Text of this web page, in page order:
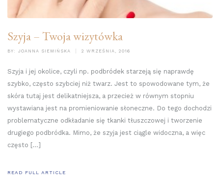
Szyja – Twoja wizytówka
BY: JOANNA SIEMIŃSKA 2 WRZEŚNIA, 2016
Szyja i jej okolice, czyli np. podbródek starzeją się naprawdę
szybko, często szybciej niż twarz. Jest to spowodowane tym, że
skóra tutaj jest delikatniejsza, a przecież w równym stopniu
wystawiana jest na promieniowanie słoneczne. Do tego dochodzi
problematyczne odkładanie się tkanki tłuszczowej i tworzenie
drugiego podbródka. Mimo, że szyja jest ciągle widoczna, a więc
często […]
READ FULL ARTICLE